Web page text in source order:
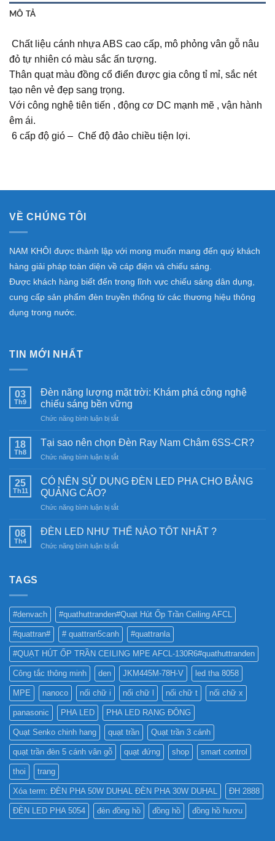
MÔ TẢ
Chất liệu cánh nhựa ABS cao cấp, mô phỏng vân gỗ nâu
đỏ tự nhiên có màu sắc ấn tượng.
Thân quạt màu đồng cổ điển được gia công tỉ mỉ, sắc nét
tạo nên vẻ đẹp sang trọng.
Với công nghệ tiên tiến , động cơ DC mạnh mẽ , vận hành
êm ái.
6 cấp độ gió – Chế độ đảo chiều tiện lợi.
VỀ CHÚNG TÔI
NAM KHÔI được thành lập với mong muốn mang đến quý khách
hàng giải pháp toàn diện về cáp điện và chiếu sáng.
Được khách hàng biết đến trong lĩnh vực chiếu sáng dân dụng,
cung cấp sản phẩm đèn truyền thống từ các thương hiệu thông
dụng trong nước.
TIN MỚI NHẤT
03
Th9
Đèn năng lượng mặt trời: Khám phá công nghệ
chiếu sáng bền vững
Chức năng bình luận bị tắtở
năng
mặt
Khám
nghệ
sáng
18
Th8
Tại sao nên chọn Đèn Ray Nam Châm 6SS-CR?
Chức năng bình luận bị tắtở
sao
Đèn
Nam
6SS-
25
Th11
CÓ NÊN SỬ DỤNG ĐÈN LED PHA CHO BẢNG
QUẢNG CÁO?
Chức năng bình luận bị tắtở
NÊN
DỤNG
QUẢNG
CÁO?
08
Th4
ĐÈN LED NHƯ THẾ NÀO TỐT NHẤT ?
Chức năng bình luận bị tắtở
TỐT
NHẤT
?
TAGS
#denvach #quathuttranden#Quạt Hút Ốp Trần Ceiling AFCL
#quattran# # quattran5canh #quattranla
#QUẠT HÚT ỐP TRẦN CEILING MPE AFCL-130R6#quathuttranden
Công tắc thông minh den JKM445M-78H-V led tha 8058
MPE nanoco nối chữ i nối chữ l nối chữ t nối chữ x
panasonic PHA LED PHA LED RẠNG ĐÔNG
Quạt Senko chinh hang quạt trần Quạt trần 3 cánh
quạt trần đèn 5 cánh vân gỗ quạt đứng shop smart control
thoi trang
Xóa term: ĐÈN PHA 50W DUHAL ĐÈN PHA 30W DUHAL ĐH 2888
ĐÈN LED PHA 5054 đèn đồng hồ đồng hồ đồng hồ hươu